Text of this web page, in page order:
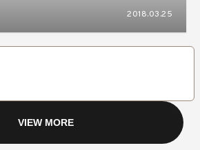
2018.03.25
VIEW MORE